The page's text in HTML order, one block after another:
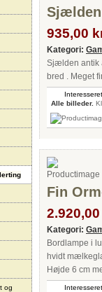
og
Sjælden
935,00
Kategori:
Sjælden antik
bred . Meget
Alle billeder.
Fin
Kategori:
Bordlampe i
hvidt
Højde 6 cm